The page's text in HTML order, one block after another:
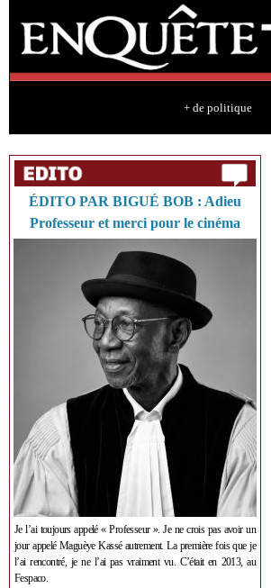
+ de politique
ÉDITO PAR BIGUÉ BOB : Adieu
Professeur et merci pour le cinéma
Je l’ai toujours appelé « Professeur ». Je ne crois pas avoir un
jour appelé Maguèye Kassé autrement. La première fois que je
l’ai rencontré, je ne l’ai pas vraiment vu. C’était en 2013, au
Fespaco.